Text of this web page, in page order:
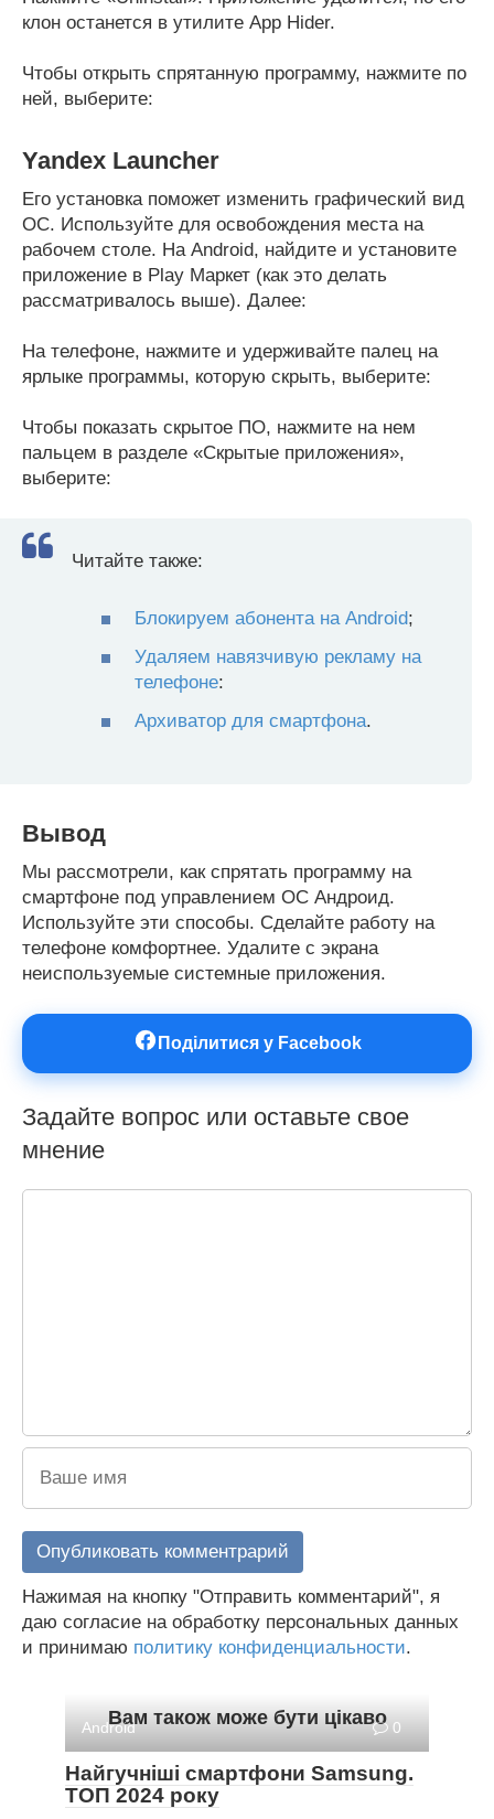
клон останется в утилите App Hider.
Чтобы открыть спрятанную программу, нажмите по
ней, выберите:
Yandex Launcher
Его установка поможет изменить графический вид
ОС. Используйте для освобождения места на
рабочем столе. На Android, найдите и установите
приложение в Play Маркет (как это делать
рассматривалось выше). Далее:
На телефоне, нажмите и удерживайте палец на
ярлыке программы, которую скрыть, выберите:
Чтобы показать скрытое ПО, нажмите на нем
пальцем в разделе «Скрытые приложения»,
выберите:
Читайте также:
Блокируем абонента на Android;
Удаляем навязчивую рекламу на
телефоне:
Архиватор для смартфона.
Вывод
Мы рассмотрели, как спрятать программу на
смартфоне под управлением ОС Андроид.
Используйте эти способы. Сделайте работу на
телефоне комфортнее. Удалите с экрана
неиспользуемые системные приложения.
Поділитися у Facebook
Задайте вопрос или оставьте свое
мнение
Нажимая на кнопку "Отправить комментарий", я
даю согласие на обработку персональных данных
и принимаю политику конфиденциальности.
Вам також може бути цікаво
Android 0
Найгучніші смартфони Samsung.
ТОП 2024 року